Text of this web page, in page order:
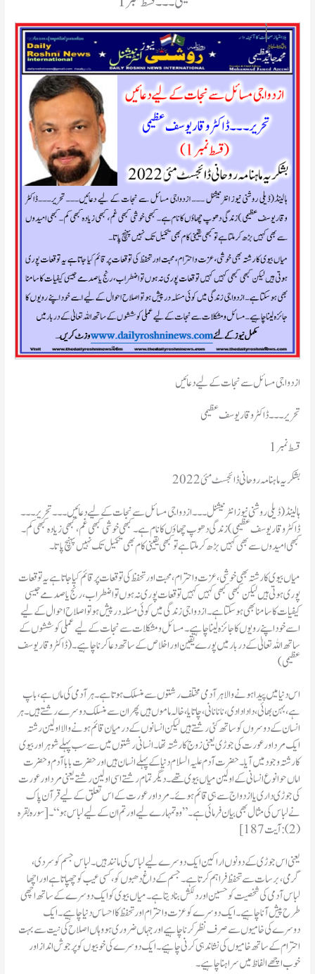
ازدواجی مسائل سے نجات کے لیے دعائیں
تحریر۔۔۔ڈاکٹر وقار یوسف عظیمی
قسط نمبر1
بشکریہ ماہنامہ روحانی ڈائجسٹ مئی 2022
ہالینڈ(ڈیلی روشنی نیوز انٹرنیشنل ۔۔۔ ازدواجی مسائل سے نجات کے لیے دعائیں۔۔۔ تحریر۔۔۔
ڈاکٹر وقار یوسف عظیمی )زندگی دھوپ چھاؤں کا نام ہے۔ کبھی خوشی کبھی غم، کبھی زیادہ کبھی کم۔
کبھی امیدوں سے بھی کہیں بڑھ کر ملتا ہے تو کبھی یقینی کام بھی تکمیل تک نہیں پہنچ پاتا۔
میاں بیوی کا رشتہ بھی خوشی، عزت و احترام، محبت اور تحفظ کی توقعات پر قائم کیا جاتا ہے یہ توقعات
پوری ہوتی ہیں لیکن کبھی کبھی کہیں کہیں تو قعات پوری نہ ہوں تو اضطراب، رنج یا صدمے جیسی
کیفیات کا سامنا بھی ہو سکتا ہے۔ ازدواجی زندگی میں کوئی مسئلہ در پیش ہو تو اصلاح احوال کے لیے
اسے خود اپنے رویوں کا جائزہ لینا چاہیے۔ مسائل و مشکلات سے نجات کے لیے عملی کوششوں کے
ساتھ اللہ تعالیٰ کے دربار میں پورے یقین اور اخلاص کے ساتھ دعا کرنا چاہیے۔ (ڈاکٹر وقار یوسف
عظیمی)
اس دنیا میں پیدا ہونے والا ہر آدمی مختلف رشتوں سے منسلک ہوتا ہے۔ ہر آدمی کی ماں ہے، باپ
ہے ، بہن بھائی، دادا دادی، نانانانی، چاتا یا، خالہ ماموں ہیں پھر ان سے منسلک دوسرے رشتے ہیں۔ ہر
انسان کے دوسروں کو ساتھ کئی رشتے ہیں لیکن انسانوں کے درمیان قائم ہونے والا اولین رشتہ
ایک مرد اور عورت کی جوڑی یعنی زوج کا رشتہ تھا۔ انسانی رشتوں میں سے سب پہلے شوہر اور بیوی
کا رشتہ وجود میں آیا۔ حضرت آدم علیہ السلام دنیا کے پہلے انسان ہیں اور حضرت بابا آدم و حضرت
اماں حوا نوع انسانی کے اولین میاں بیوی تھے۔ دیگر تمام رشتے اسی اولین رشتے یعنی مرد اور عورت
کی جوڑی داری یا ازدواج سے ہی قائم ہوئے۔ مرد اور عورت کے اس تعلق کے لیے قرآن پاک
نے لباس کی مثال بھی بیان فرمائی ہے۔ ”وہ تمہارے لیے اور تم ان کے لیے لباس ہو“۔ [سورہ بقرہ
(2): آیت 187]
گرمی، برسات سے تحفظ فراہم کرتا ہے۔ جسم کے داغ دھبوں کو ، کسی عیب کو چھپاتا ہے اور اچھا
لباس آدمی کی شخصیت کو حسین اور دلکش بنادیتا ہے۔ میاں بیوی کو ایک دوسرے کے ساتھ اچھی
طرح پیش آنا چاہیے۔ ایک دوسرے کو عزت و احترام اور تحفظ کا احساس دنیا چاہیے۔ ایک
دوسرے کی خامیوں سے صرف نظر کرنا چاہیے اور جہاں ضروری ہو وہاں اصلاح کی نیت سے بہت
احترام کے ساتھ خامیوں کی نشاندہی کرنی چاہیے۔ ایک دوسرے کی خوبیوں کو پر جوش انداز اور
خوب اچھے الفاظ میں سراہنا چاہیے۔